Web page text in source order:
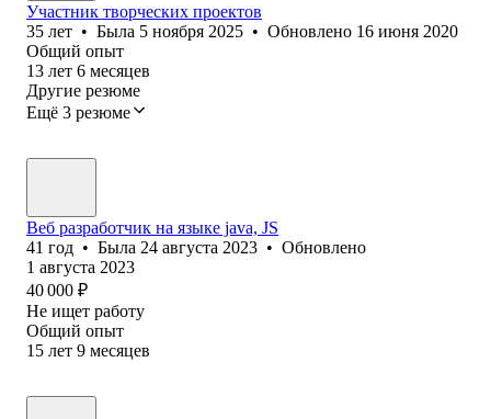
Участник творческих проектов
35 лет • Была 5 ноября 2025 • Обновлено 16 июня 2020
Общий опыт
13 лет 6 месяцев
Другие резюме
Ещё 3 резюме
Веб разработчик на языке java, JS
41 год • Была 24 августа 2023 • Обновлено
1 августа 2023
40 000 ₽
Не ищет работу
Общий опыт
15 лет 9 месяцев